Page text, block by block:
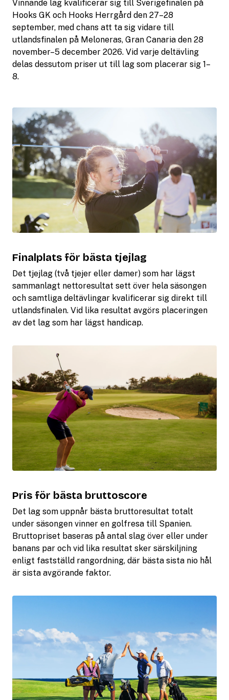
Vinnande lag kvalificerar sig till Sverigefinalen på
Hooks GK och Hooks Herrgård den 27–28
september, med chans att ta sig vidare till
utlandsfinalen på Meloneras, Gran Canaria den 28
november–5 december 2026. Vid varje deltävling
delas dessutom priser ut till lag som placerar sig 1–
8.
Finalplats för bästa tjejlag
Det tjejlag (två tjejer eller damer) som har lägst
sammanlagt nettoresultat sett över hela säsongen
och samtliga deltävlingar kvalificerar sig direkt till
utlandsfinalen. Vid lika resultat avgörs placeringen
av det lag som har lägst handicap.
Pris för bästa bruttoscore
Det lag som uppnår bästa bruttoresultat totalt
under säsongen vinner en golfresa till Spanien.
Bruttopriset baseras på antal slag över eller under
banans par och vid lika resultat sker särskiljning
enligt fastställd rangordning, där bästa sista nio hål
är sista avgörande faktor.